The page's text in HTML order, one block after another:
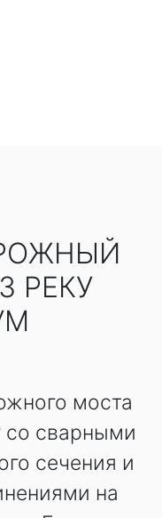
РЕКУ
моста
со сварными
сечения и
на